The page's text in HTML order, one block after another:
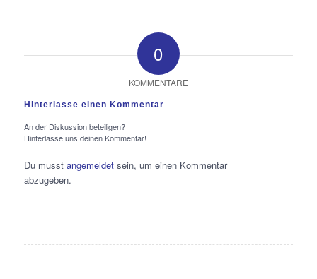
0
KOMMENTARE
Hinterlasse einen Kommentar
An der Diskussion beteiligen?
Hinterlasse uns deinen Kommentar!
Du musst angemeldetsein, um einen Kommentar
abzugeben.